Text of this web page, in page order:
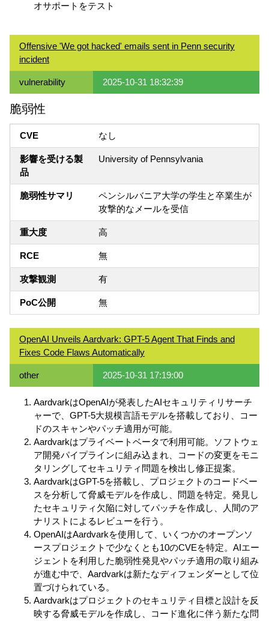
オサポートをテスト
Offensive 'We got hacked' emails sent in Penn security
incident
vulnerability 2025-10-31 18:32:39
脆弱性
CVE なし
影響を受ける製
品
University of Pennsylvania
脆弱性サマリ
ペンシルバニア大学の学生と卒業生が
攻撃的なメールを受信
重大度 高
RCE 無
攻撃観測 有
PoC公開 無
OpenAI Unveils Aardvark: GPT-5 Agent That Finds and
Fixes Code Flaws Automatically
other 2025-10-31 17:19:00
AardvarkはOpenAIが発表したAIセキュリティリサーチ
ャーで、GPT-5大規模言語モデルを搭載しており、コー
ドのスキャンやパッチ適用が可能。
Aardvarkはプライベートベータで利用可能。ソフトウェ
ア開発パイプラインに組み込まれ、コードの変更をモニ
タリングしてセキュリティ問題を検出し修正提案。
AardvarkはGPT-5を搭載し、プロジェクトのコードベー
スを分析して脅威モデルを作成し、問題を特定。発見し
たセキュリティ欠陥に対してパッチを作成し、人間のア
ナリストによるレビューを行う。
OpenAIはAardvarkを使用して、いくつかのオープンソ
ースプロジェクトで少なくとも10のCVEを特定。AIエー
ジェントを利用した脆弱性発見やパッチ適用の取り組み
が進む中で、Aardvarkは新たなディフェンダーとして位
置づけられている。
Aardvarkはプロジェクトのセキュリティ目標と設計を反
映する脅威モデルを作成し、コード進化に伴う新たな問